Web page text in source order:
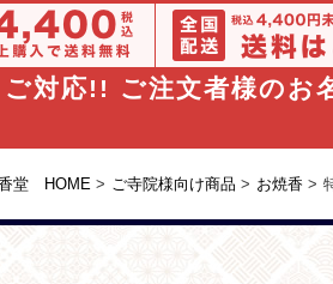
対応!! ご注文者様のお
香堂 HOME > ご寺院様向け商品 > お焼香 >